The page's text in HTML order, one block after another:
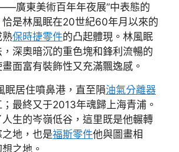
廣東美術百年年夜展”中表態的
恰是林風眠在20世紀60年月以來的
熟保時捷零件的凸起體現。林風眠
深奧暗沉的重色塊和鋒利流暢的
面富有裝飾性又充滿飄逸感。
眠居住噴鼻港，直至隕油氣分離器
最終又于2013年魂歸上海青浦。
生的岑嶺低谷，這里既是他輾轉
地，也是福斯零件他與圖畫相
之地。